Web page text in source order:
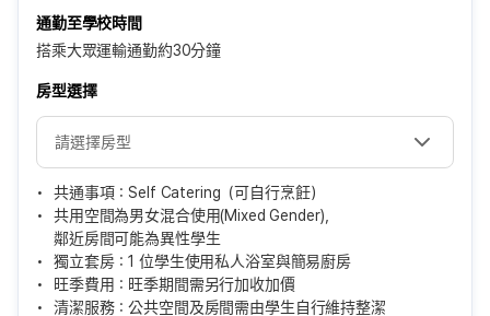
通勤至學校時間
搭乘大眾運輸通勤約30分鐘
房型選擇
共通事項：Self Catering（可自行烹飪）
共用空間為男女混合使用(Mixed Gender)，
鄰近房間可能為異性學生
獨立套房：1 位學生使用私人浴室與簡易廚房
旺季費用：旺季期間需另行加收加價
清潔服務：公共空間及房間需由學生自行維持整潔